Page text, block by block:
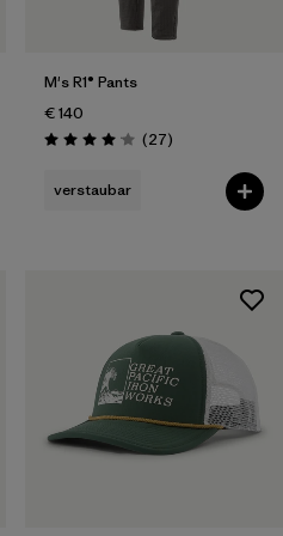
M's R1® Pants
€ 140
Bewertung: 4.1 / 5
(27Rezensionen
)
verstaubar